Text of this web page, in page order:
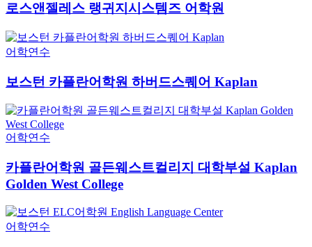
로스앤젤레스 랭귀지시스템즈 어학원
어학연수
보스턴 카플란어학원 하버드스퀘어 Kaplan
어학연수
카플란어학원 골든웨스트컬리지 대학부설 Kaplan
Golden West College
어학연수